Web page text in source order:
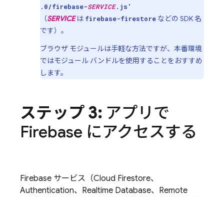
.0/firebase-SERVICE.js'
（SERVICEは firebase-firestore などの SDK 名
です）。
ブラウザ モジュールは手軽な方法ですが、本番環境
ではモジュール バンドルを使用することをおすすめ
します。
ステップ 3:アプリで
Firebase にアクセスする
Firebase サービス（Cloud Firestore、
Authentication、 Realtime Database、 Remote